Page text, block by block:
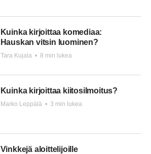
Kuinka kirjoittaa komediaa:
Hauskan vitsin luominen?
Tara Kujala • 8 min lukea
Kuinka kirjoittaa kiitosilmoitus?
Marko Leppälä • 3 min lukea
Vinkkejä aloittelijoille